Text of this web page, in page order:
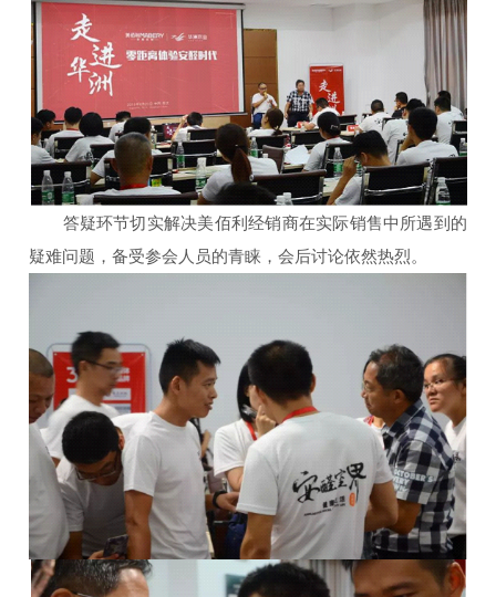
答疑环节切实解决美佰利经销商在实际销售中所遇到的
疑难问题，备受参会人员的青睐，会后讨论依然热烈。